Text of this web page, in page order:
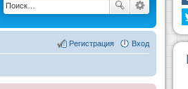
Вход
Регистрация